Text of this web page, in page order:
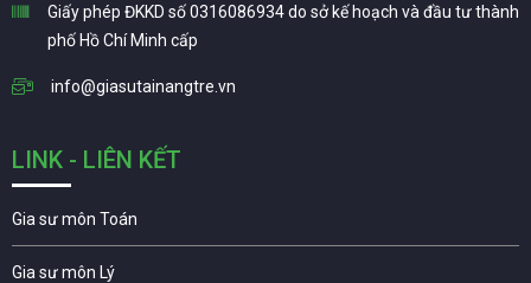
Giấy phép ĐKKD số 0316086934 do sở kế hoạch và đầu tư thành
phố Hồ Chí Minh cấp
info@giasutainangtre.vn
LINK - LIÊN KẾT
Gia sư môn Toán
Gia sư môn Lý